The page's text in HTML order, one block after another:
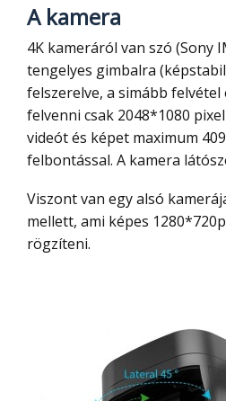
A kamera
4K kameráról van szó (Sony IMX179), amely 3
tengelyes gimbalra
felszerelve, a simább felvétel
felvenni csak 2048*1080
videót és képet maximum
felbontással. A kamera
Viszont van egy alsó kamerája is a fő kamera
mellett, ami képes
rögzíteni.